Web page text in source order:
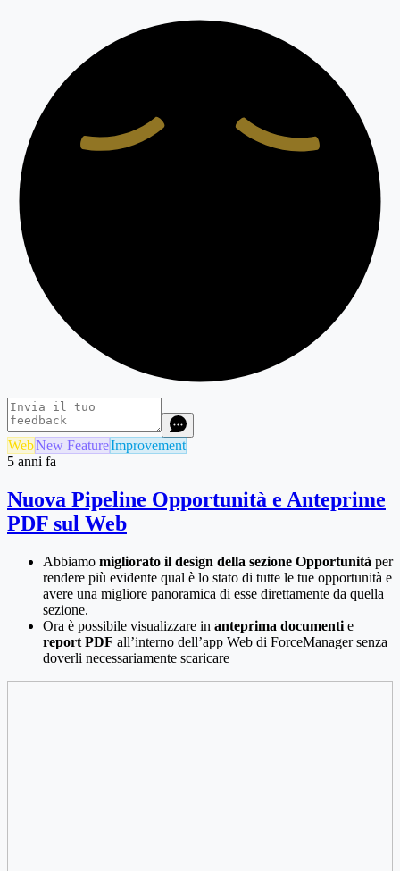
WebNew FeatureImprovement
5 anni fa
Nuova Pipeline Opportunità e Anteprime
PDF sul Web
Abbiamo migliorato il design della sezione Opportunità per
rendere più evidente qual è lo stato di tutte le tue opportunità e
avere una migliore panoramica di esse direttamente da quella
sezione.
Ora è possibile visualizzare in anteprima documenti e
report PDF all’interno dell’app Web di ForceManager senza
doverli necessariamente scaricare